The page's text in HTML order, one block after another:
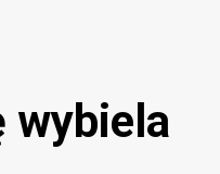
wybiela